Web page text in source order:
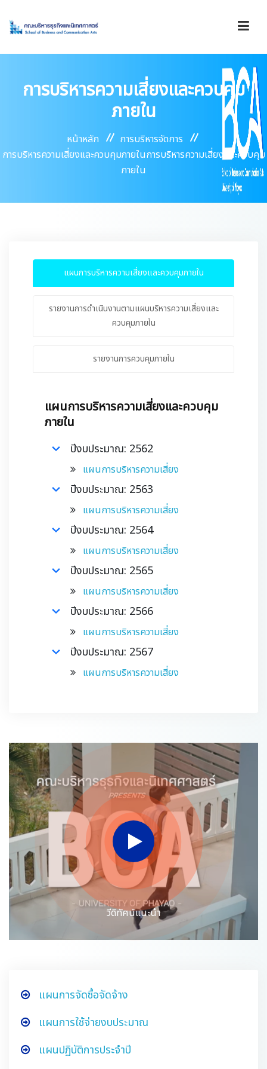
การดำเนินงาน
บริการ
ติดต่อเรา
การบริหารความเสี่ยงและควบคุม
ภายใน
หน้าหลัก
การบริหารจัดการ
การบริหารความเสี่ยงและควบคุมภายในการบริหารความเสี่ยงและควบคุม
ภายใน
แผนการบริหารความเสี่ยงและควบคุมภายใน
รายงานการดำเนินงานตามแผนบริหารความเสี่ยงและ
ควบคุมภายใน
รายงานการควบคุมภายใน
แผนการบริหารความเสี่ยงและควบคุม
ภายใน
ปีงบประมาณ: 2562
แผนการบริหารความเสี่ยง
ปีงบประมาณ: 2563
แผนการบริหารความเสี่ยง
ปีงบประมาณ: 2564
แผนการบริหารความเสี่ยง
ปีงบประมาณ: 2565
แผนการบริหารความเสี่ยง
ปีงบประมาณ: 2566
แผนการบริหารความเสี่ยง
ปีงบประมาณ: 2567
แผนการบริหารความเสี่ยง
วีดิทัศน์แนะนำ
แผนการจัดซื้อจัดจ้าง
แผนการใช้จ่ายงบประมาณ
แผนปฏิบัติการประจำปี